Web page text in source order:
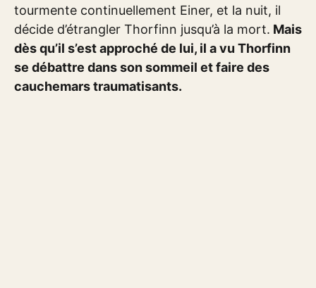
tourmente continuellement Einer, et la nuit, il
décide d’étrangler Thorfinn jusqu’à la mort. Mais
dès qu’il s’est approché de lui, il a vu Thorfinn
se débattre dans son sommeil et faire des
cauchemars traumatisants.